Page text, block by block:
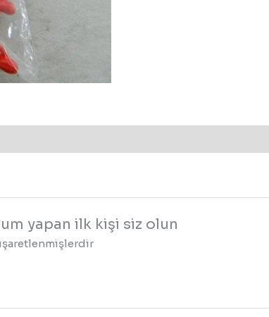
yapan ilk kişi siz olun